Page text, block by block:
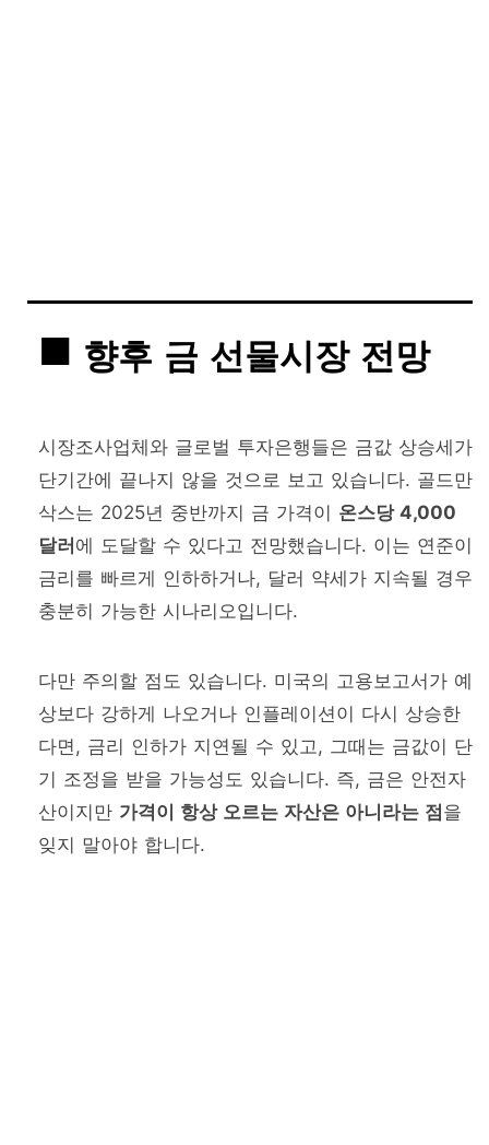
향후 금 선물시장 전망
시장조사업체와 글로벌 투자은행들은 금값 상승세가
단기간에 끝나지 않을 것으로 보고 있습니다. 골드만
삭스는 2025년 중반까지 금 가격이 온스당 4,000
달러 에 도달할 수 있다고 전망했습니다. 이는 연준이
금리를 빠르게 인하하거나, 달러 약세가 지속될 경우
충분히 가능한 시나리오입니다.
다만 주의할 점도 있습니다. 미국의 고용보고서가 예
상보다 강하게 나오거나 인플레이션이 다시 상승한
다면, 금리 인하가 지연될 수 있고, 그때는 금값이 단
기 조정을 받을 가능성도 있습니다. 즉, 금은 안전자
산이지만 가격이 항상 오르는 자산은 아니라는 점 을
잊지 말아야 합니다.